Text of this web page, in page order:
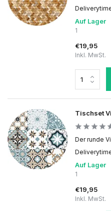
Auf Lager
1
€19,95
Inkl. MwSt.
Tischset
Der runde
Auf Lager
1
€19,95
Inkl. MwSt.